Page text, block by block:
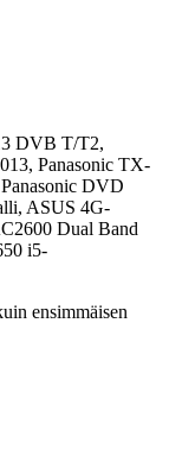
DVB T/T2,
Panasonic TX-
DVD
ASUS 4G-
Dual Band
i5-
ensimmäisen